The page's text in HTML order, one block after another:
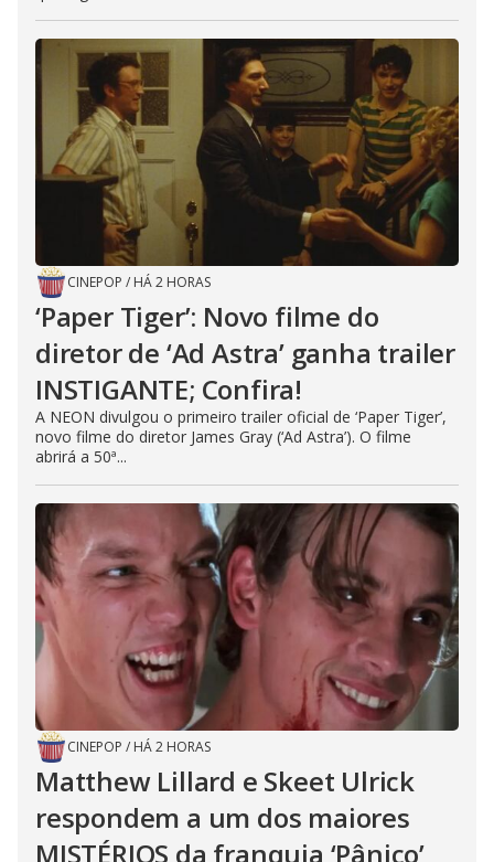
CINEPOP / HÁ 2 HORAS
‘Paper Tiger’: Novo filme do
diretor de ‘Ad Astra’ ganha trailer
INSTIGANTE; Confira!
A NEON divulgou o primeiro trailer oficial de ‘Paper Tiger’,
novo filme do diretor James Gray (‘Ad Astra’). O filme
abrirá a 50ª...
CINEPOP / HÁ 2 HORAS
Matthew Lillard e Skeet Ulrick
respondem a um dos maiores
MISTÉRIOS da franquia ‘Pânico’